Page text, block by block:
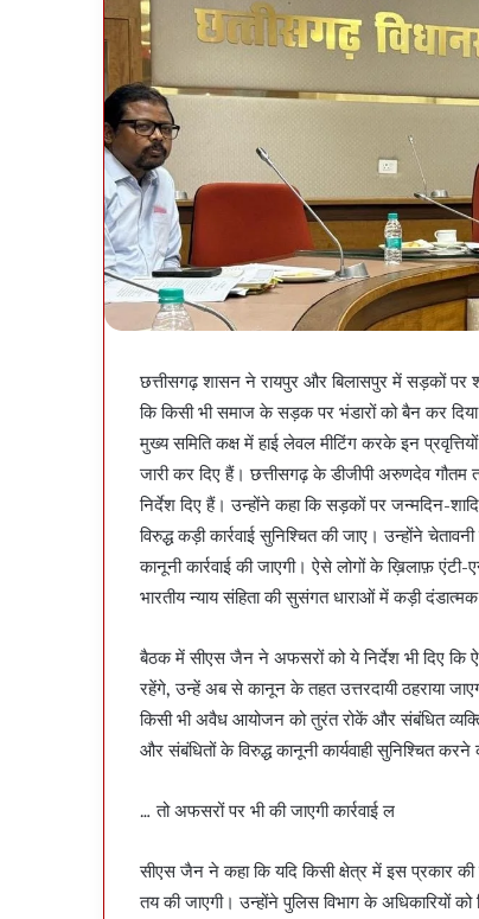
छत्तीसगढ़ शासन ने रायपुर और बिलासपुर में सड़कों पर
कि किसी भी समाज के सड़क पर भंडारों को बैन कर
मुख्य समिति कक्ष में हाई लेवल मीटिंग करके इन
जारी कर दिए हैं। छत्तीसगढ़ के डीजीपी अरुणदेव
निर्देश दिए हैं। उन्होंने कहा कि सड़कों पर जन्मदिन-
विरुद्ध कड़ी कार्रवाई सुनिश्चित की जाए। उन्होंने
कानूनी कार्रवाई की जाएगी। ऐसे लोगों के ख़िलाफ़
भारतीय न्याय संहिता की सुसंगत धाराओं में कड़ी दंडात्मक
बैठक में सीएस जैन ने अफसरों को ये निर्देश भी दिए कि
रहेंगे, उन्हें अब से कानून के तहत उत्तरदायी ठहराया
किसी भी अवैध आयोजन को तुरंत रोकें और संबंधित
और संबंधितों के विरुद्ध कानूनी कार्यवाही सुनिश्चित
… तो अफसरों पर भी की जाएगी कार्रवाई ल
सीएस जैन ने कहा कि यदि किसी क्षेत्र में इस प्रकार की
तय की जाएगी। उन्होंने पुलिस विभाग के अधिकारियों